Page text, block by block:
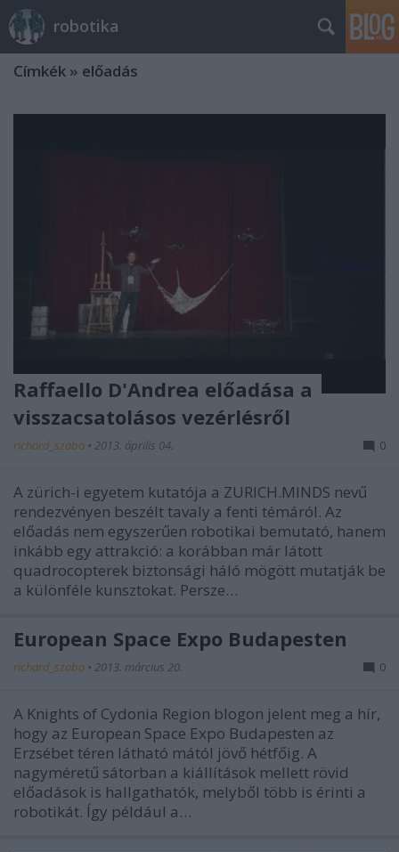
robotika
Címkék » előadás
Raffaello D'Andrea előadása a
visszacsatolásos vezérlésről
richard_szabo • 2013. április 04. 0
A zürich-i egyetem kutatója a ZURICH.MINDS nevű
rendezvényen beszélt tavaly a fenti témáról. Az
előadás nem egyszerűen robotikai bemutató, hanem
inkább egy attrakció: a korábban már látott
quadrocopterek biztonsági háló mögött mutatják be
a különféle kunsztokat. Persze…
European Space Expo Budapesten
richard_szabo • 2013. március 20. 0
A Knights of Cydonia Region blogon jelent meg a hír,
hogy az European Space Expo Budapesten az
Erzsébet téren látható mától jövő hétfőig. A
nagyméretű sátorban a kiállítások mellett rövid
előadások is hallgathatók, melyből több is érinti a
robotikát. Így például a…